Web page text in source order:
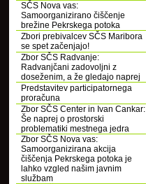
SČS Nova vas:
Samoorganizirano čiščenje
brežine Pekrskega potoka
Zbori prebivalcev SČS Maribora
se spet začenjajo!
Zbor SČS Radvanje:
Radvanjčani zadovoljni z
doseženim, a že gledajo naprej
Predstavitev participatornega
proračuna
Zbor SČS Center in Ivan Cankar:
Še naprej o prostorski
problematiki mestnega jedra
Zbor SČS Nova vas:
Samoorganizirana akcija
čiščenja Pekrskega potoka je
lahko vzgled našim javnim
službam